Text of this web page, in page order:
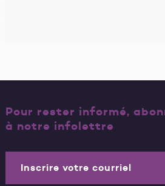
Pour rester informé,
à notre infolettre